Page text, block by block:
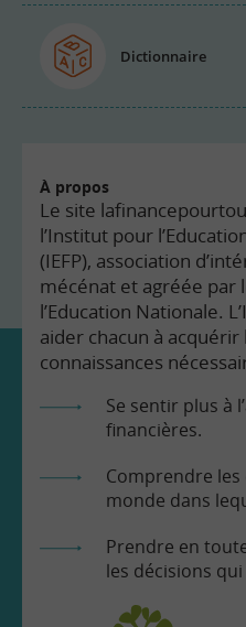
Dictionnaire
À propos
Le site
l’Institut pour
(IEFP), association
mécénat et agréée par
l’Education Nationale.
aider chacun à acquérir
connaissances
Se sentir plus à
financières.
Comprendre
monde dans
Prendre en
les décisions